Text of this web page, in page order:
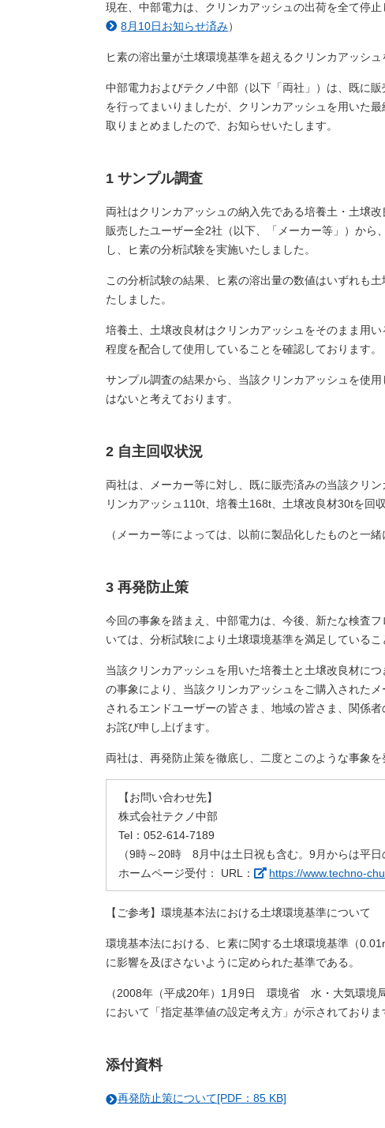
現在、中部電力は、クリンカアッシュの出荷を全て停
8月10日お知らせ済み）
ヒ素の溶出量が土壌環境基準を超えるクリンカアッシ
中部電力およびテクノ中部（以下「両社」）は、既に
を行ってまいりましたが、クリンカアッシュを用いた
取りまとめましたので、お知らせいたします。
1 サンプル調査
両社はクリンカアッシュの納入先である培養土・土壌
販売したユーザー全2社（以下、「メーカー等」）か
し、ヒ素の分析試験を実施いたしました。
この分析試験の結果、ヒ素の溶出量の数値はいずれも
たしました。
培養土、土壌改良材はクリンカアッシュをそのまま用
程度を配合して使用していることを確認しております。
サンプル調査の結果から、当該クリンカアッシュを使
はないと考えております。
2 自主回収状況
両社は、メーカー等に対し、既に販売済みの当該クリ
リンカアッシュ110t、培養土168t、土壌改良材30tを回
（メーカー等によっては、以前に製品化したものと一
3 再発防止策
今回の事象を踏まえ、中部電力は、今後、新たな検査
いては、分析試験により土壌環境基準を満足している
当該クリンカアッシュを用いた培養土と土壌改良材に
の事象により、当該クリンカアッシュをご購入された
されるエンドユーザーの皆さま、地域の皆さま、関係
お詫び申し上げます。
両社は、再発防止策を徹底し、二度とこのような事象
【お問い合わせ先】
株式会社テクノ中部
Tel：052-614-7189
（9時～20時 8月中は土日祝も含む。9月からは平日
ホームページ受付： URL：
https://www.techno-
【ご参考】環境基本法における土壌環境基準について
環境基本法における、ヒ素に関する土壌環境基準（
に影響を及ぼさないように定められた基準である。
（2008年（平成20年）1月9日 環境省 水・大気環境
において「指定基準値の設定考え方」が示されておりま
添付資料
再発防止策について[PDF：85 KB]